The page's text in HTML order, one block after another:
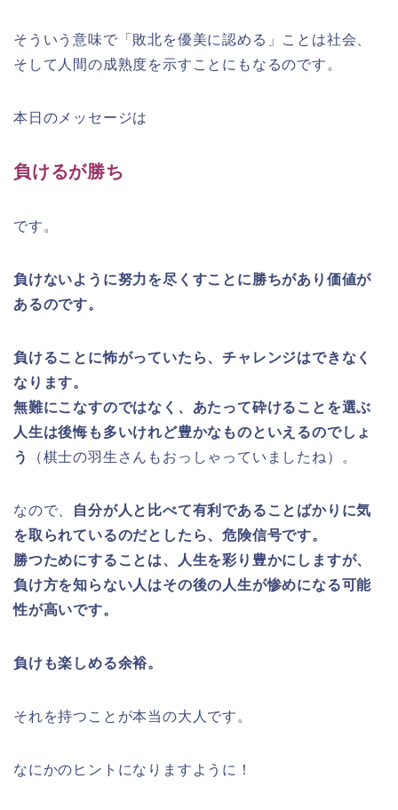
そういう意味で「敗北を優美に認める」ことは社会、
そして人間の成熟度を示すことにもなるのです。
本日のメッセージは
負けるが勝ち
です。
負けないように努力を尽くすことに勝ちがあり価値が
あるのです。
負けることに怖がっていたら、チャレンジはできなく
なります。
無難にこなすのではなく、あたって砕けることを選ぶ
人生は後悔も多いけれど豊かなものといえるのでしょ
う
（棋士の羽生さんもおっしゃっていましたね）。
なので、
自分が人と比べて有利であることばかりに気
を取られているのだとしたら、危険信号です。
勝つためにすることは、人生を彩り豊かにしますが、
負け方を知らない人はその後の人生が惨めになる可能
性が高いです。
負けも楽しめる余裕。
それを持つことが本当の大人です。
なにかのヒントになりますように！